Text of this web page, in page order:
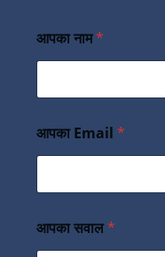
आपका नाम*
आपका Email *
आपका सवाल*